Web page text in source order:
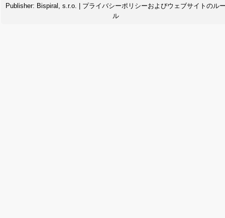
Publisher: Bispiral, s.r.o.
プライバシーポリシーおよびウェブサイトのル
ル